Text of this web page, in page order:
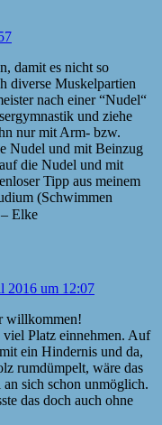
damit es nicht so
diverse Muskelpartien
nach einer “Nudel“
und ziehe
nur mit Arm- bzw.
Nudel und mit Beinzug
die Nudel und mit
Tipp aus meinem
(Schwimmen
Elke
2016 um 12:07
willkommen!
Platz einnehmen. Auf
ein Hindernis und da,
rumdümpelt, wäre das
sich schon unmöglich.
das doch auch ohne